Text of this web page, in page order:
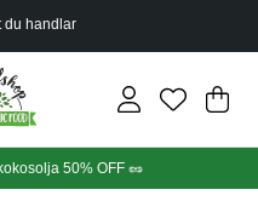
du handlar
Din
.
50% OFF 🥜